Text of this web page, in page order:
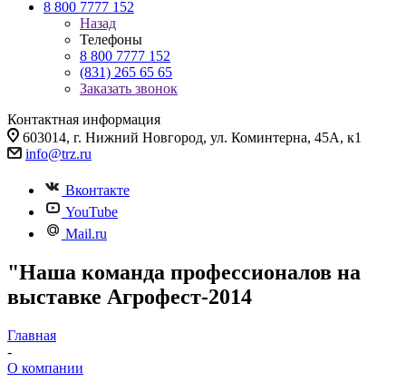
8 800 7777 152
Назад
Телефоны
8 800 7777 152
(831) 265 65 65
Заказать звонок
Контактная информация
603014, г. Нижний Новгород, ул. Коминтерна, 45А, к1
info@trz.ru
Вконтакте
YouTube
Mail.ru
"Наша команда профессионалов на
выставке Агрофест-2014
Главная
-
О компании